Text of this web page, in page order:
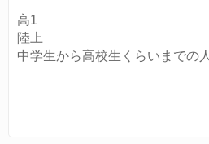
高1
陸上
中学生から高校生くらいまでの